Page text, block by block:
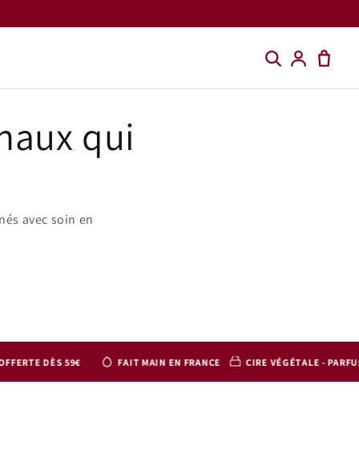
qui
avec soin en
· FAIT MAIN EN FRANCE CIRE VÉGÉTALE - PARFUMS FRANÇAIS